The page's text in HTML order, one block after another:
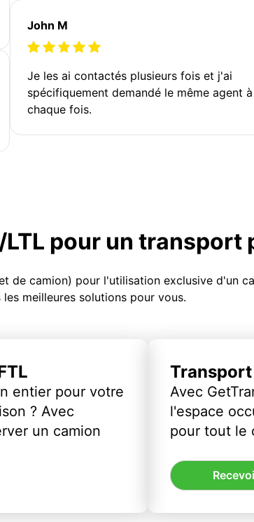
John M
Je les ai contactés plusieurs fois et j'ai
spécifiquement demandé le même agent à
chaque fois.
pour un transport
de camion) pour l'utilisation exclusive d'un
meilleures solutions pour vous.
entier pour votre
? Avec
un camion
Avec
l'espace
pour tout le